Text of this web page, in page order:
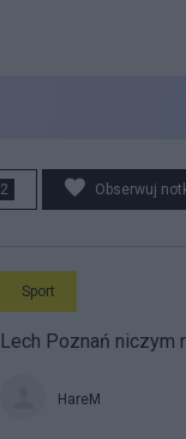
2 Obserwuj
Sport
Lech Poznań niczym
HareM